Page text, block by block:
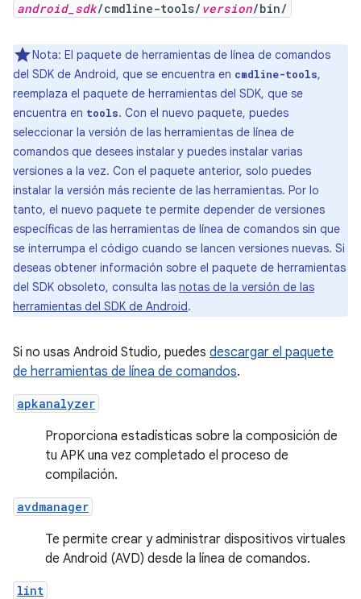
android_sdk/cmdline-tools/ version/bin/
Nota: El paquete de herramientas de línea de comandos
del SDK de Android, que se encuentra en cmdline-tools,
reemplaza el paquete de herramientas del SDK, que se
encuentra en tools. Con el nuevo paquete, puedes
seleccionar la versión de las herramientas de línea de
comandos que desees instalar y puedes instalar varias
versiones a la vez. Con el paquete anterior, solo puedes
instalar la versión más reciente de las herramientas. Por lo
tanto, el nuevo paquete te permite depender de versiones
específicas de las herramientas de línea de comandos sin que
se interrumpa el código cuando se lancen versiones nuevas. Si
deseas obtener información sobre el paquete de herramientas
del SDK obsoleto, consulta las notas de la versión de las
herramientas del SDK de Android.
Si no usas Android Studio, puedes descargar el paquete
de herramientas de línea de comandos.
apkanalyzer
Proporciona estadísticas sobre la composición de
tu APK una vez completado el proceso de
compilación.
avdmanager
Te permite crear y administrar dispositivos virtuales
de Android (AVD) desde la línea de comandos.
lint